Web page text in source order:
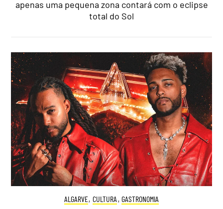
apenas uma pequena zona contará com o eclipse
total do Sol
ALGARVE, CULTURA , GASTRONOMIA